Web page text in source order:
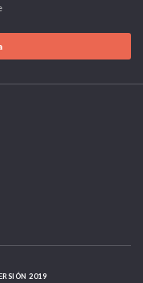
2019